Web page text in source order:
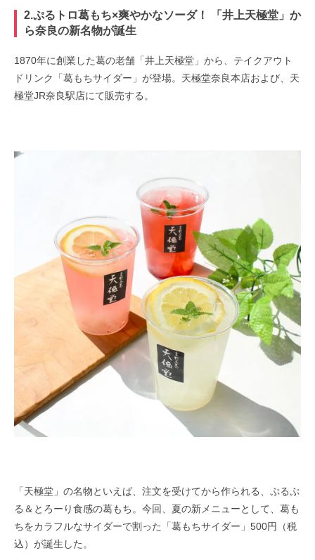
2.ぷるトロ葛もち×爽やかなソーダ！ 「井上天極堂」か
ら奈良の新名物が誕生
1870年に創業した葛の老舗「井上天極堂」から、テイクアウト
ドリンク「葛もちサイダー」が登場。天極堂奈良本店および、天
極堂JR奈良駅店にて販売する。
「天極堂」の名物といえば、注文を受けてから作られる、ぷるぷ
る＆とろーり食感の葛もち。今回、夏の新メニューとして、葛も
ちをカラフルなサイダーで割った「葛もちサイダー」500円（税
込）が誕生した。